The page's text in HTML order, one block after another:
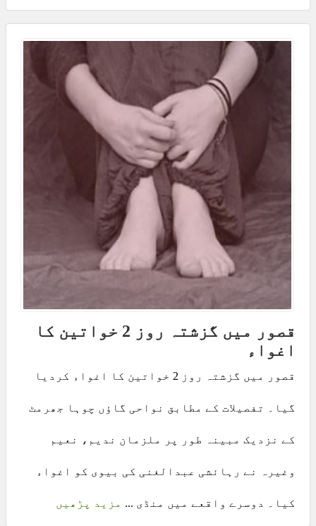
قصور میں گزشتہ روز 2 خواتین کا
اغواء
قصور میں گزشتہ روز 2 خواتین کا اغواء کردیا
گیا۔ تفصیلات کے مطابق نواحی گاؤں چوہا جھرمٹ
کے نزدیک مبینہ طور پر ملزمان ندیم، نعیم
وغیرہ نے رہائشی عبدالغنی کی بیوی کو اغواء
کیا۔ دوسرے واقعے میں منڈی ... مزید پڑھیں